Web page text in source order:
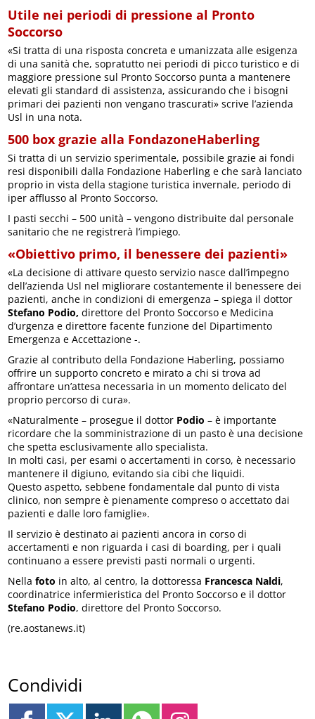
Utile nei periodi di pressione al Pronto
Soccorso
«Si tratta di una risposta concreta e umanizzata alle esigenza
di una sanità che, sopratutto nei periodi di picco turistico e di
maggiore pressione sul Pronto Soccorso punta a mantenere
elevati gli standard di assistenza, assicurando che i bisogni
primari dei pazienti non vengano trascurati» scrive l’azienda
Usl in una nota.
500 box grazie alla FondazoneHaberling
Si tratta di un servizio sperimentale, possibile grazie ai fondi
resi disponibili dalla Fondazione Haberling e che sarà lanciato
proprio in vista della stagione turistica invernale, periodo di
iper afflusso al Pronto Soccorso.
I pasti secchi – 500 unità – vengono distribuite dal personale
sanitario che ne registrerà l’impiego.
«Obiettivo primo, il benessere dei pazienti»
«La decisione di attivare questo servizio nasce dall’impegno
dell’azienda Usl nel migliorare costantemente il benessere dei
pazienti, anche in condizioni di emergenza – spiega il dottor
Stefano Podio,direttore del Pronto Soccorso e Medicina
d’urgenza e direttore facente funzione del Dipartimento
Emergenza e Accettazione -.
Grazie al contributo della Fondazione Haberling, possiamo
offrire un supporto concreto e mirato a chi si trova ad
affrontare un’attesa necessaria in un momento delicato del
proprio percorso di cura».
«Naturalmente – prosegue il dottor Podio – è importante
ricordare che la somministrazione di un pasto è una decisione
che spetta esclusivamente allo specialista.
In molti casi, per esami o accertamenti in corso, è necessario
mantenere il digiuno, evitando sia cibi che liquidi.
Questo aspetto, sebbene fondamentale dal punto di vista
clinico, non sempre è pienamente compreso o accettato dai
pazienti e dalle loro famiglie».
Il servizio è destinato ai pazienti ancora in corso di
accertamenti e non riguarda i casi di boarding, per i quali
continuano a essere previsti pasti normali o urgenti.
Nella foto in alto, al centro, la dottoressa Francesca Naldi,
coordinatrice infermieristica del Pronto Soccorso e il dottor
Stefano Podio, direttore del Pronto Soccorso.
(re.aostanews.it)
Condividi